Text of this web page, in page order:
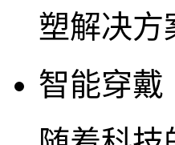
塑解决方
智能穿戴